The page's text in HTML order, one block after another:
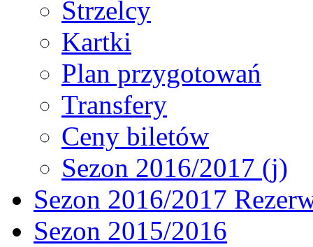
Strzelcy
Kartki
Plan przygotowań
Transfery
Ceny biletów
Sezon 2016/2017 (j)
Sezon 2016/2017
Sezon 2015/2016